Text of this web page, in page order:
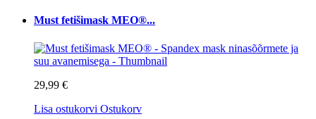
Must fetišimask MEO®...
29,99 €
Lisa ostukorvi Ostukorv